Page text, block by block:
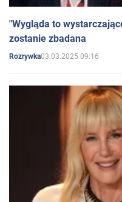
"Wygląda to
zostanie zbadana
Rozrywka03.03.2025 09:16